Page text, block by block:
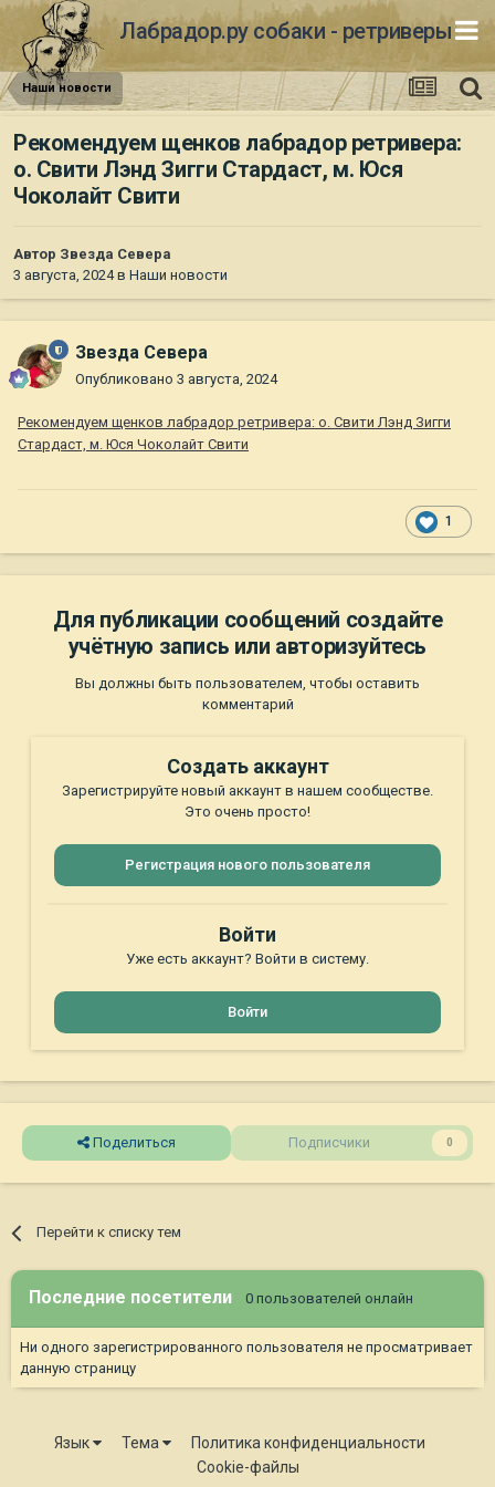
Лабрадор.ру собаки - ретриверы
Наши новости
Рекомендуем щенков лабрадор ретривера:
о. Свити Лэнд Зигги Стардаст, м. Юся
Чоколайт Свити
Автор Звезда Севера
3 августа, 2024в Наши новости
Звезда Севера
Опубликовано 3 августа, 2024
Рекомендуем щенков лабрадор ретривера: о. Свити Лэнд Зигги
Стардаст, м. Юся Чоколайт Свити
1
Для публикации сообщений создайте
учётную запись или авторизуйтесь
Вы должны быть пользователем, чтобы оставить
комментарий
Создать аккаунт
Зарегистрируйте новый аккаунт в нашем сообществе.
Это очень просто!
Регистрация нового пользователя
Войти
Уже есть аккаунт? Войти в систему.
Войти
Поделиться Подписчики 0
Перейти к списку тем
Последние посетители 0 пользователей онлайн
Ни одного зарегистрированного пользователя не просматривает
данную страницу
Язык Тема
Политика конфиденциальности
Cookie-файлы